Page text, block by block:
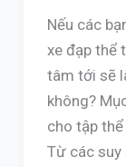
Nếu các
xe đạp thể
tâm tới sẽ
không?
cho tập
Từ các suy